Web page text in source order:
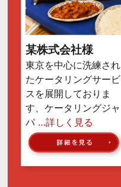
某株式会社様
東京を中心に洗練され
たケータリングサービ
スを展開しておりま
す、ケータリングジャ
パ …詳しく見る